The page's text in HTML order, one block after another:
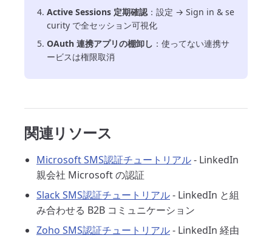
Active Sessions 定期確認：設定 → Sign in & se
curity で全セッション可視化
OAuth 連携アプリの棚卸し ：使ってない連携サ
ービスは権限取消
関連リソース
Microsoft SMS認証チュートリアル- LinkedIn
親会社 Microsoft の認証
Slack SMS認証チュートリアル- LinkedIn と組
み合わせる B2B コミュニケーション
Zoho SMS認証チュートリアル- LinkedIn 経由